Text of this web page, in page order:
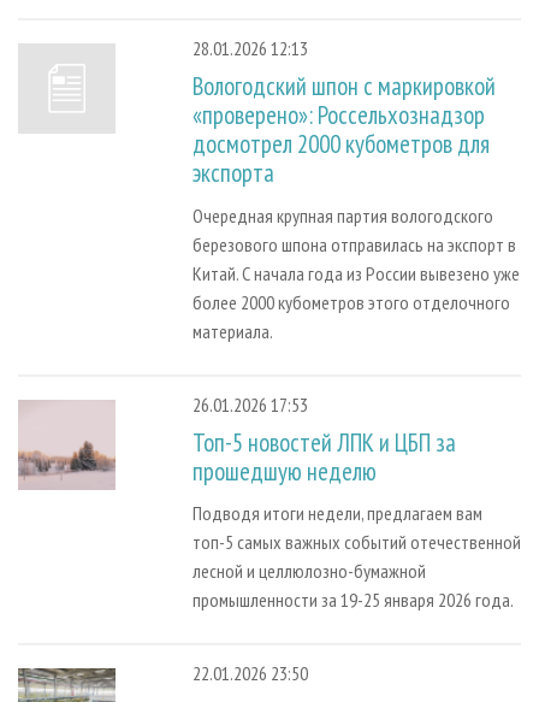
28.01.2026 12:13
Вологодский шпон с маркировкой
«проверено»: Россельхознадзор
досмотрел 2000 кубометров для
экспорта
Очередная крупная партия вологодского
березового шпона отправилась на экспорт в
Китай. С начала года из России вывезено уже
более 2000 кубометров этого отделочного
материала.
26.01.2026 17:53
Топ-5 новостей ЛПК и ЦБП за
прошедшую неделю
Подводя итоги недели, предлагаем вам
топ-5 самых важных событий отечественной
лесной и целлюлозно-бумажной
промышленности за 19-25 января 2026 года.
22.01.2026 23:50